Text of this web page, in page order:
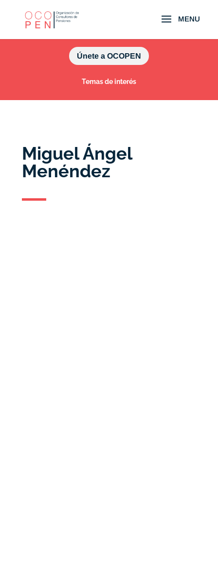
Únete a OCOPEN
Temas de interés
Miguel Ángel
Menéndez